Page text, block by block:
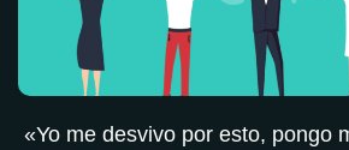
«Yo me desvivo por esto, pongo